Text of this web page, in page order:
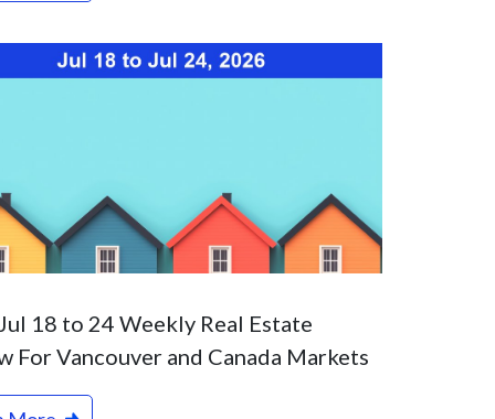
18 to 24 Weekly Real Estate
For Vancouver and Canada Markets